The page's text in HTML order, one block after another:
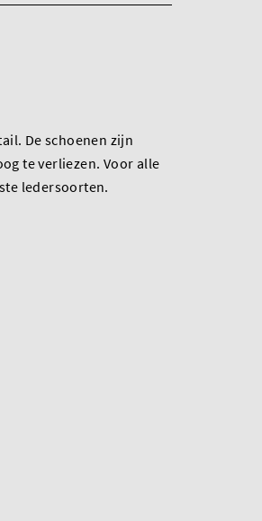
De schoenen zijn
te verliezen. Voor alle
ledersoorten.